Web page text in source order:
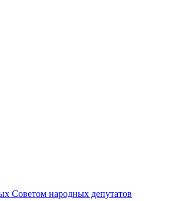
Советом народных депутатов